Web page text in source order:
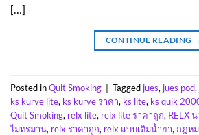
[…]
CONTINUE READING
Posted inQuit Smoking | Tagged jues, jues pod,
ks kurve lite, ks kurve ราคา, ks lite, ks quik
Quit Smoking, relx lite, relx lite ราคาถูก, RELX
ไม่ทรมาน, relx ราคาถูก, relx แบบเติมน้ำยา, กฎห